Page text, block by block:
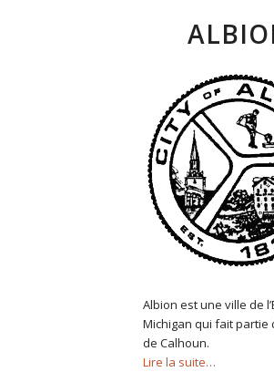
Albion est une ville de
Michigan qui fait partie
de Calhoun.
Lire la suite…